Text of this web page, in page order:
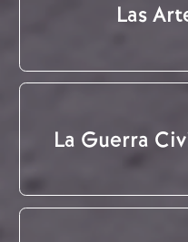
Las
La Guerra